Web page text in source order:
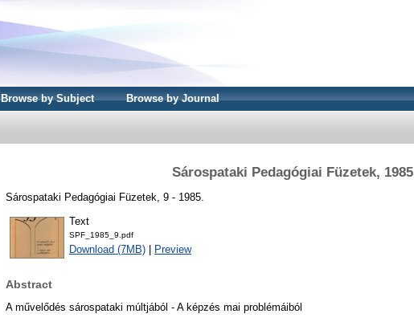
Browse by Subject Browse by Journal
Sárospataki Pedagógiai Füzetek, 1985
Sárospataki Pedagógiai Füzetek, 9 - 1985.
Text
SPF_1985_9.pdf
Download (7MB) Preview
Abstract
A művelődés sárospataki múltjából - A képzés mai problémáiból